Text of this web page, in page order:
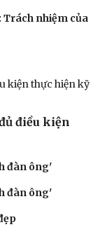
Trách nhiệm của
điều kiện
đàn ông'
đàn ông'